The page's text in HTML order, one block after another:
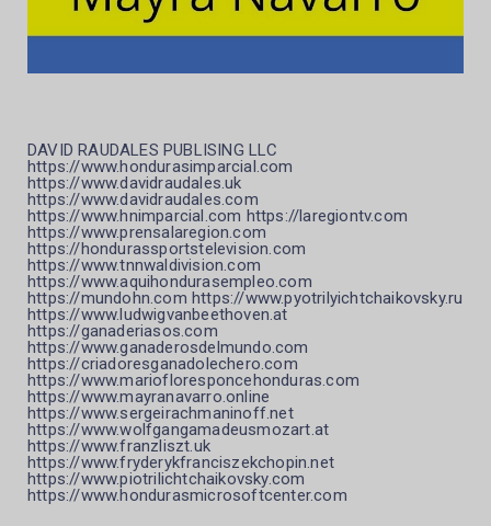
DAVID RAUDALES PUBLISING LLC
https://www.hondurasimparcial.com
https://www.davidraudales.uk
https://www.davidraudales.com
https://www.hnimparcial.com https://laregiontv.com
https://www.prensalaregion.com
https://hondurassportstelevision.com
https://www.tnnwaldivision.com
https://www.aquihondurasempleo.com
https://mundohn.com https://www.pyotrilyichtchaikovsky.ru
https://www.ludwigvanbeethoven.at
https://ganaderiasos.com
https://www.ganaderosdelmundo.com
https://criadoresganadolechero.com
https://www.mariofloresponcehonduras.com
https://www.mayranavarro.online
https://www.sergeirachmaninoff.net
https://www.wolfgangamadeusmozart.at
https://www.franzliszt.uk
https://www.fryderykfranciszekchopin.net
https://www.piotrilichtchaikovsky.com
https://www.hondurasmicrosoftcenter.com